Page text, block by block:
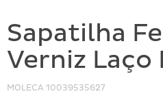
Sapatilha
Verniz Laço
MOLECA 10039535627